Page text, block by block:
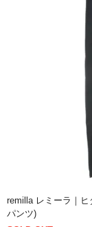
remilla レミーラ｜
パンツ)